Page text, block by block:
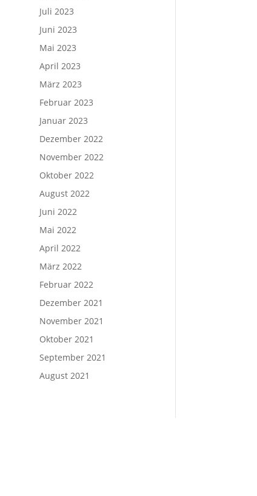
Juli 2023
Juni 2023
Mai 2023
April 2023
März 2023
Februar 2023
Januar 2023
Dezember 2022
November 2022
Oktober 2022
August 2022
Juni 2022
Mai 2022
April 2022
März 2022
Februar 2022
Dezember 2021
November 2021
Oktober 2021
September 2021
August 2021